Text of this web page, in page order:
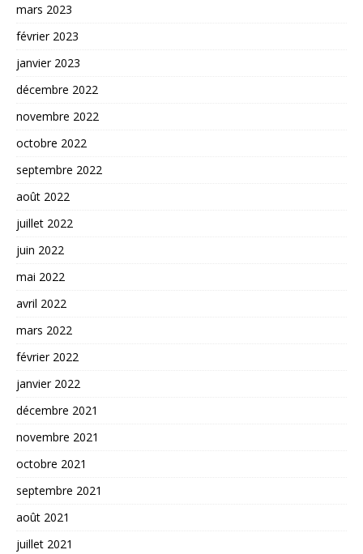
mars 2023
février 2023
janvier 2023
décembre 2022
novembre 2022
octobre 2022
septembre 2022
août 2022
juillet 2022
juin 2022
mai 2022
avril 2022
mars 2022
février 2022
janvier 2022
décembre 2021
novembre 2021
octobre 2021
septembre 2021
août 2021
juillet 2021